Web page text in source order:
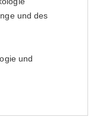
und des
und